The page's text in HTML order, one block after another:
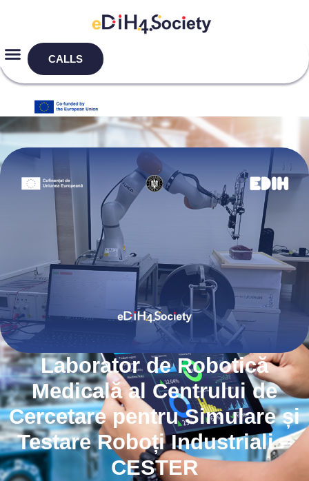
CALLS
Laborator de Robotică
Medicală al Centrului de
Cercetare pentru Simulare și
Testare Roboți Industriali –
CESTER